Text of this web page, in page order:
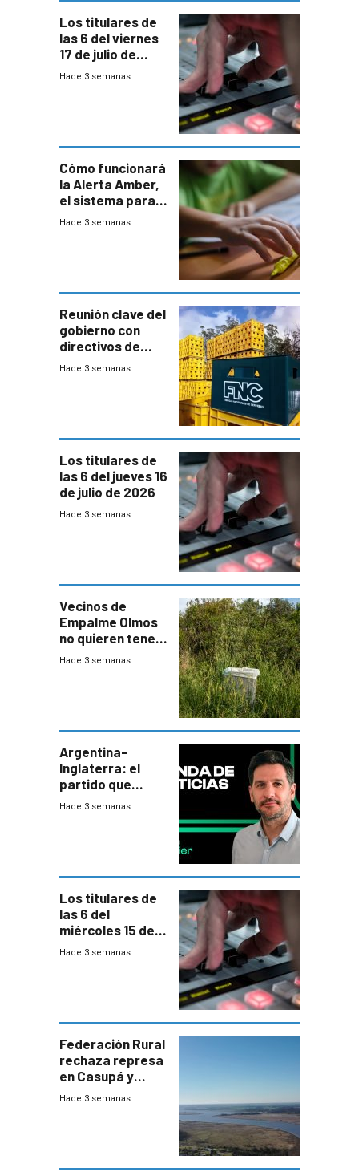
Los titulares de
las 6 del viernes
17 de julio de
2026
Hace 3 semanas
Cómo funcionará
la Alerta Amber,
el sistema para
la búsqueda
Hace 3 semanas
Reunión clave del
gobierno con
directivos de
Fábricas
Hace 3 semanas
Los titulares de
las 6 del jueves 16
de julio de 2026
Hace 3 semanas
Vecinos de
Empalme Olmos
no quieren tener
cerca una planta
departamental
Hace 3 semanas
Argentina–
Inglaterra: el
partido que
nunca termina
Hace 3 semanas
Los titulares de
las 6 del
miércoles 15 de
julio de 2026
Hace 3 semanas
Federación Rural
rechaza represa
en Casupá y
firma demanda
Hace 3 semanas